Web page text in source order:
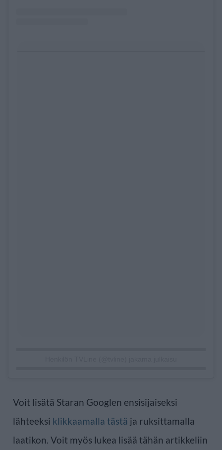
Voit lisätä Staran Googlen ensisijaiseksi
lähteeksi klikkaamalla tästä ja ruksittamalla
laatikon. Voit myös lukea lisää tähän artikkeliin